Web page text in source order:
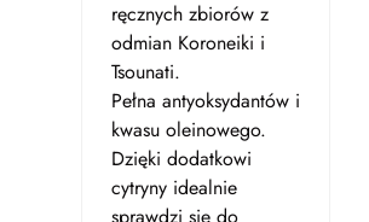
ręcznych zbiorów z
odmian Koroneiki i
Tsounati.
Pełna antyoksydantów i
kwasu oleinowego.
Dzięki dodatkowi
cytryny idealnie